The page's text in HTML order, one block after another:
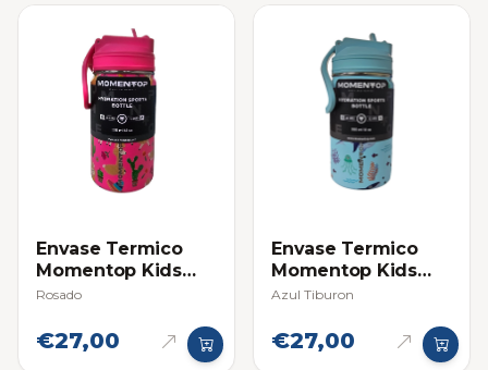
Envase Termico
Momentop Kids
12oz / 355ml
Rosado
€27,00
Envase Termico
Momentop Kids
12oz / 355ml
Azul Tiburon
€27,00